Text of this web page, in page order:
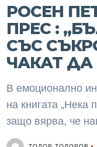
РОСЕН
ПРЕС :
СЪС
ЧАКАТ ДА
В емоционално
на книгата „Нека
защо вярва, че